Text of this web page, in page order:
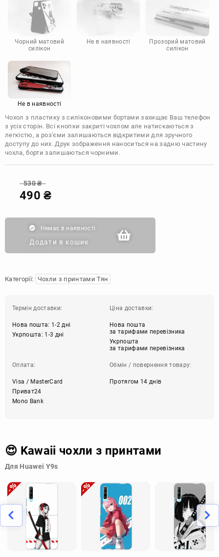
Motorola
Чорний матовий
силікон
Не в наявності
Прозорий матовий
силікон
Не в наявності
Чохол з пластику з силіконовими бортами захищає Ваш телефон
з усіх сторін. Всі кнопки закриті чохлом але натискаються з
легкістю, а роз'єми залишаються відкритими для зручного
доступу до них. Друк зображення наноситься на задню частину
чохла, борти залишаються чорними.
530₴
490₴
Немає в наявності
Додати в кошик
Категорії: Чохли з принтами Тян
Термін доставки:
Нова пошта: 1-2 дні
Укрпошта: 1-3 дні
Ціна доставки:
Нова пошта
за тарифами перевізника
Укрпошта
за тарифами перевізника
Оплата:
Visa / MasterCard
Приват24
Mono Bank
Обмін / повернення товару:
Протягом 14 днів
😍 Kawaii чохли з принтами
Для Huawei Y9s